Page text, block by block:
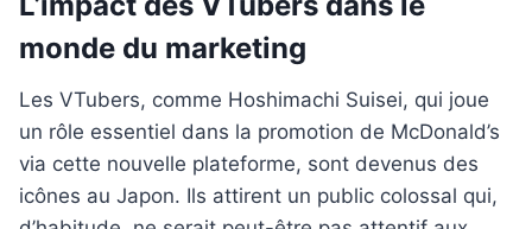
monde du marketing
Les VTubers, comme Hoshimachi Suisei, qui joue
un rôle essentiel dans la promotion de McDonald’s
via cette nouvelle plateforme, sont devenus des
icônes au Japon. Ils attirent un public colossal qui,